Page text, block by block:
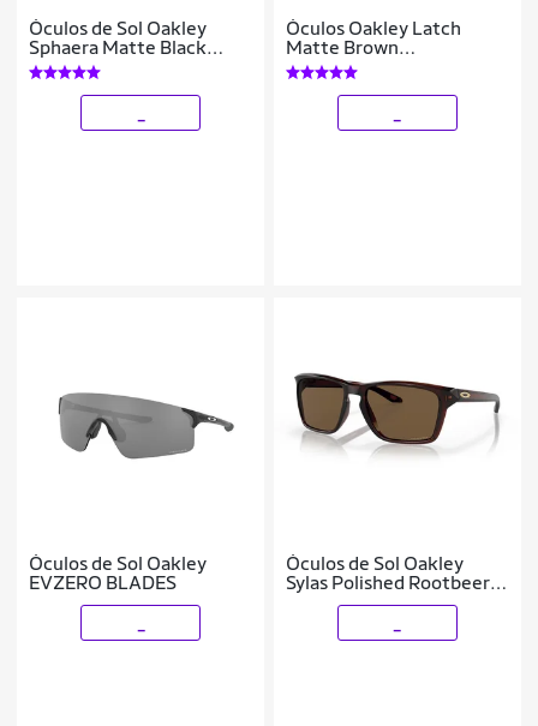
Óculos de Sol Oakley
Sphaera Matte Black
0136
Óculos Oakley Latch
Matte Brown
Tortoise/Lente Prizm
Black
Óculos de Sol Oakley
EVZERO BLADES
Óculos de Sol Oakley
Sylas Polished Rootbeer
Prizm Bronze